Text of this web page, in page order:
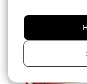
Loppuunmyyty